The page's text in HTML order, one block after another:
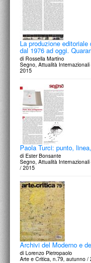
La produzione
dal 1976 ad oggi.
di Rossella Martino
Segno, Attualità
2015
Paola Turci: punto,
di Ester Bonsante
Segno, Attualità
/ 2015
Archivi del Moderno e
di Lorenzo Pietropaolo
Arte e Critica, n.79, autunno /